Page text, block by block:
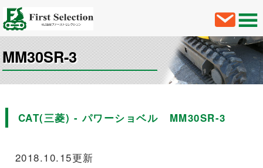
MM30SR-3
CAT(三菱) - パワーショベル MM30SR-3
2018.10.15更新